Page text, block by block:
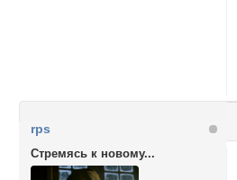
rps
Стремясь к новому...